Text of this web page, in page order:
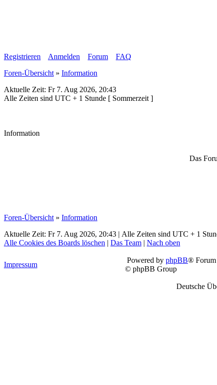
Registrieren Anmelden Forum
FAQ
Foren-Übersicht » Information
Aktuelle Zeit: Fr 7. Aug 2026, 20:43
Alle Zeiten sind UTC + 1 Stunde [ Sommerzeit ]
Information
Das
Foren-Übersicht » Information
Aktuelle Zeit: Fr 7. Aug 2026, 20:43 | Alle Zeiten sind UTC + 1
Alle Cookies des Boards löschen | Das Team | Nach oben
Impressum
Powered by phpBB® Forum
© phpBB Group
Deutsche